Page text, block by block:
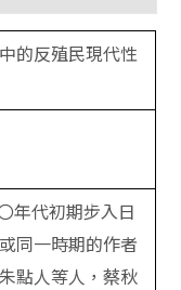
的反殖民現代性
年代初期步入日
同一時期的作者
點人等人，蔡秋